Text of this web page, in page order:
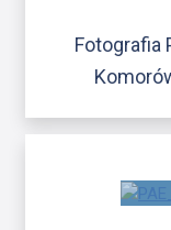
Fotografia